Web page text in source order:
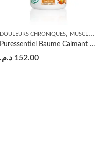
DOULEURS CHRONIQUES, MUSCLES ET ARTICULATIONS
Puressentiel Baume Calmant – 30ml
152.00 د.م.